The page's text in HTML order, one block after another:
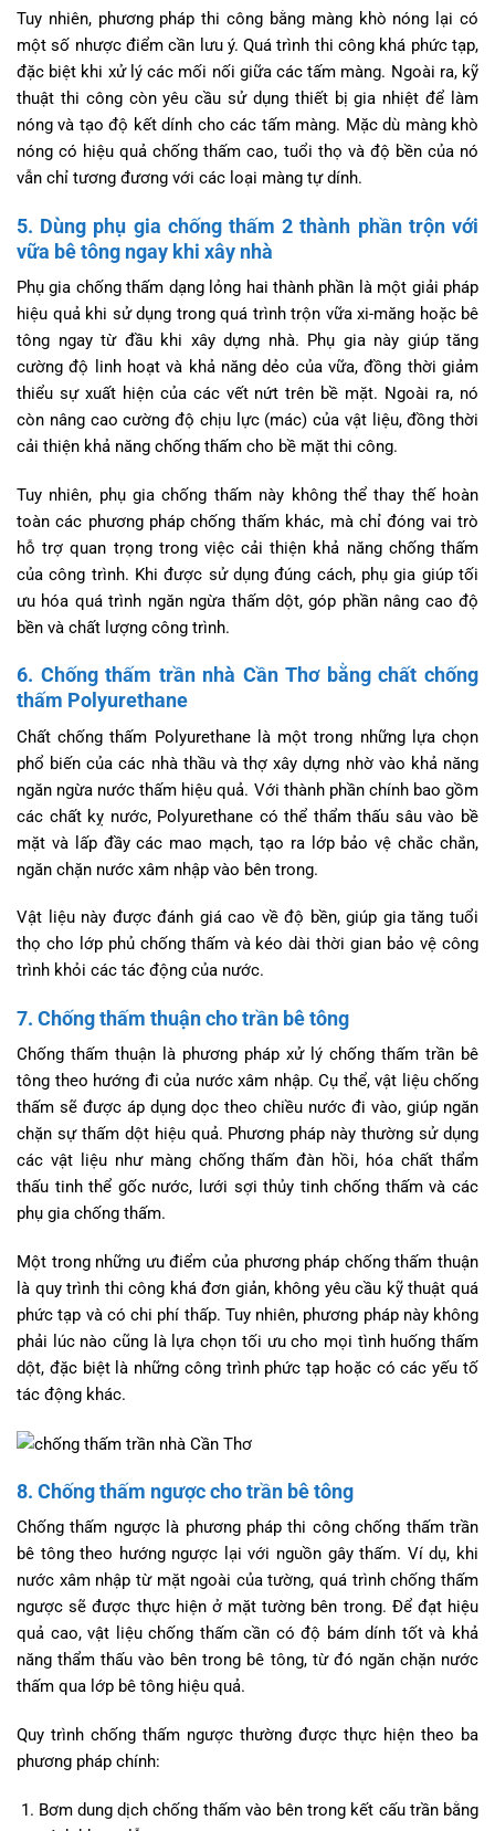
Tuy nhiên, phương pháp thi công bằng màng khò nóng lại có
một số nhược điểm cần lưu ý. Quá trình thi công khá phức tạp,
đặc biệt khi xử lý các mối nối giữa các tấm màng. Ngoài ra, kỹ
thuật thi công còn yêu cầu sử dụng thiết bị gia nhiệt để làm
nóng và tạo độ kết dính cho các tấm màng. Mặc dù màng khò
nóng có hiệu quả chống thấm cao, tuổi thọ và độ bền của nó
vẫn chỉ tương đương với các loại màng tự dính.
5. Dùng phụ gia chống thấm 2 thành phần trộn với
vữa bê tông ngay khi xây nhà
Phụ gia chống thấm dạng lỏng hai thành phần là một giải pháp
hiệu quả khi sử dụng trong quá trình trộn vữa xi-măng hoặc bê
tông ngay từ đầu khi xây dựng nhà. Phụ gia này giúp tăng
cường độ linh hoạt và khả năng dẻo của vữa, đồng thời giảm
thiểu sự xuất hiện của các vết nứt trên bề mặt. Ngoài ra, nó
còn nâng cao cường độ chịu lực (mác) của vật liệu, đồng thời
cải thiện khả năng chống thấm cho bề mặt thi công.
Tuy nhiên, phụ gia chống thấm này không thể thay thế hoàn
toàn các phương pháp chống thấm khác, mà chỉ đóng vai trò
hỗ trợ quan trọng trong việc cải thiện khả năng chống thấm
của công trình. Khi được sử dụng đúng cách, phụ gia giúp tối
ưu hóa quá trình ngăn ngừa thấm dột, góp phần nâng cao độ
bền và chất lượng công trình.
6. Chống thấm trần nhà Cần Thơ bằng chất chống
thấm Polyurethane
Chất chống thấm Polyurethane là một trong những lựa chọn
phổ biến của các nhà thầu và thợ xây dựng nhờ vào khả năng
ngăn ngừa nước thấm hiệu quả. Với thành phần chính bao gồm
các chất kỵ nước, Polyurethane có thể thẩm thấu sâu vào bề
mặt và lấp đầy các mao mạch, tạo ra lớp bảo vệ chắc chắn,
ngăn chặn nước xâm nhập vào bên trong.
Vật liệu này được đánh giá cao về độ bền, giúp gia tăng tuổi
thọ cho lớp phủ chống thấm và kéo dài thời gian bảo vệ công
trình khỏi các tác động của nước.
7. Chống thấm thuận cho trần bê tông
Chống thấm thuận là phương pháp xử lý chống thấm trần bê
tông theo hướng đi của nước xâm nhập. Cụ thể, vật liệu chống
thấm sẽ được áp dụng dọc theo chiều nước đi vào, giúp ngăn
chặn sự thấm dột hiệu quả. Phương pháp này thường sử dụng
các vật liệu như màng chống thấm đàn hồi, hóa chất thẩm
thấu tinh thể gốc nước, lưới sợi thủy tinh chống thấm và các
phụ gia chống thấm.
Một trong những ưu điểm của phương pháp chống thấm thuận
là quy trình thi công khá đơn giản, không yêu cầu kỹ thuật quá
phức tạp và có chi phí thấp. Tuy nhiên, phương pháp này không
phải lúc nào cũng là lựa chọn tối ưu cho mọi tình huống thấm
dột, đặc biệt là những công trình phức tạp hoặc có các yếu tố
tác động khác.
8. Chống thấm ngược cho trần bê tông
Chống thấm ngược là phương pháp thi công chống thấm trần
bê tông theo hướng ngược lại với nguồn gây thấm. Ví dụ, khi
nước xâm nhập từ mặt ngoài của tường, quá trình chống thấm
ngược sẽ được thực hiện ở mặt tường bên trong. Để đạt hiệu
quả cao, vật liệu chống thấm cần có độ bám dính tốt và khả
năng thẩm thấu vào bên trong bê tông, từ đó ngăn chặn nước
thấm qua lớp bê tông hiệu quả.
Quy trình chống thấm ngược thường được thực hiện theo ba
phương pháp chính:
Bơm dung dịch chống thấm vào bên trong kết cấu trần bằng